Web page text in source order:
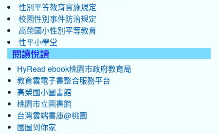
性別平等教育實施規定
校園性別事件防治規定
高榮國小性別平等教育
性平小學堂
閱讀悅讀
HyRead ebook桃園市政府教育局
教育雲電子書整合服務平台
高榮國小圖書館
桃園市立圖書館
台灣雲端書庫@桃園
國圖到你家